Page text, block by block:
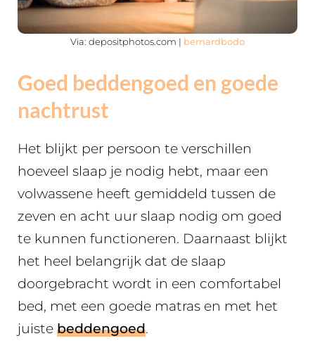
Via: depositphotos.com | bernardbodo
Goed beddengoed en goede
nachtrust
Het blijkt per persoon te verschillen
hoeveel slaap je nodig hebt, maar een
volwassene heeft gemiddeld tussen de
zeven en acht uur slaap nodig om goed
te kunnen functioneren. Daarnaast blijkt
het heel belangrijk dat de slaap
doorgebracht wordt in een comfortabel
bed, met een goede matras en met het
juiste beddengoed.